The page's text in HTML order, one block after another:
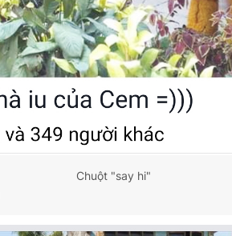
Chuột "say hi"